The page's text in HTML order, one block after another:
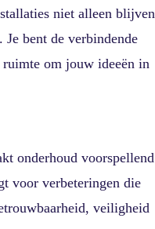
niet alleen blijven
bent de verbindende
ruimte om jouw ideeën in
onderhoud voorspellend
voor verbeteringen die
veiligheid